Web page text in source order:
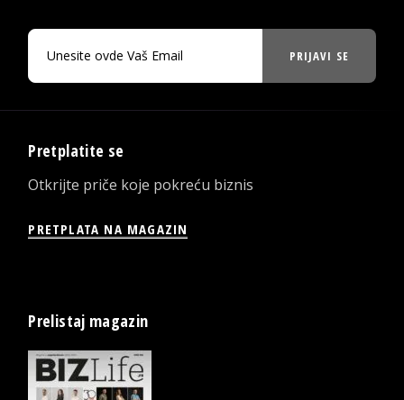
PRIJAVI SE
Pretplatite se
Otkrijte priče koje pokreću biznis
PRETPLATA NA MAGAZIN
Prelistaj magazin